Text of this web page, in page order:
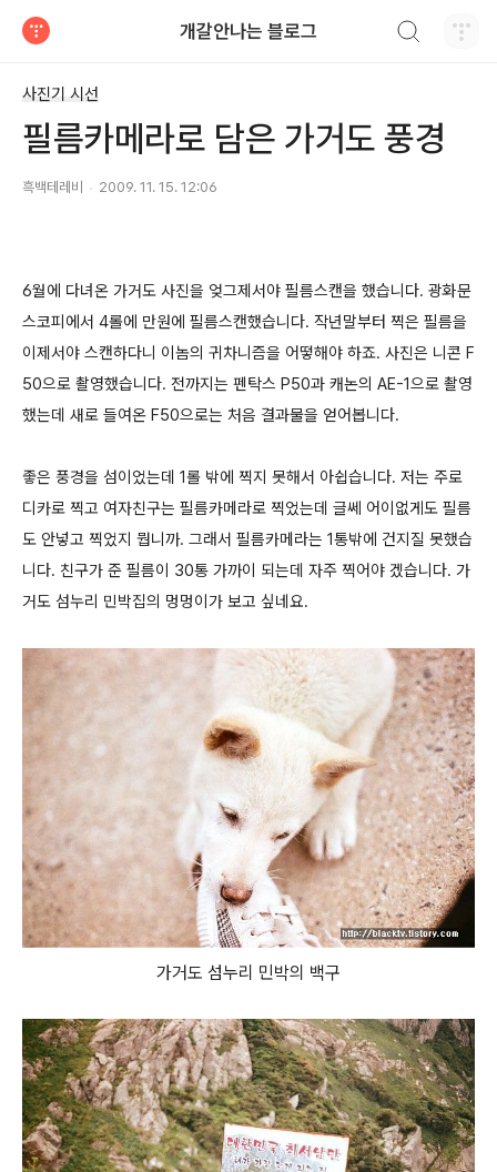
개갈안나는 블로그
사진기 시선
필름카메라로 담은 가거도 풍경
흑백테레비 2009. 11. 15. 12:06
6월에 다녀온 가거도 사진을 엊그제서야 필름스캔을 했습니다. 광화문
스코피에서 4롤에 만원에 필름스캔했습니다. 작년말부터 찍은 필름을
이제서야 스캔하다니 이놈의 귀차니즘을 어떻해야 하죠. 사진은 니콘 F
50으로 촬영했습니다. 전까지는 펜탁스 P50과 캐논의 AE-1으로 촬영
했는데 새로 들여온 F50으로는 처음 결과물을 얻어봅니다.
좋은 풍경을 섬이었는데 1롤 밖에 찍지 못해서 아쉽습니다. 저는 주로
디카로 찍고 여자친구는 필름카메라로 찍었는데 글쎄 어이없게도 필름
도 안넣고 찍었지 뭡니까. 그래서 필름카메라는 1통밖에 건지질 못했습
니다. 친구가 준 필름이 30통 가까이 되는데 자주 찍어야 겠습니다. 가
거도 섬누리 민박집의 멍멍이가 보고 싶네요.
가거도 섬누리 민박의 백구